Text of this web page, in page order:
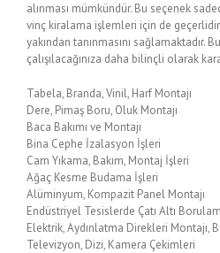
alınması mümkündür. Bu seçenek
vinç kiralama işlemleri için de
yakından tanınmasını sağlamaktadır.
çalışılacağınıza daha bilinçli olarak
Tabela, Branda, Vinil, Harf Montajı
Dere, Pimaş Boru, Oluk Montajı
Baca Bakımı ve Montajı
Bina Cephe İzalasyon İşleri
Cam Yıkama, Bakım, Montaj İşleri
Ağaç Kesme Budama İşleri
Alüminyum, Kompazit Panel Montajı
Endüstriyel Tesislerde Çatı Altı
Elektrik, Aydınlatma Direkleri Montajı,
Televizyon, Dizi, Kamera Çekimleri